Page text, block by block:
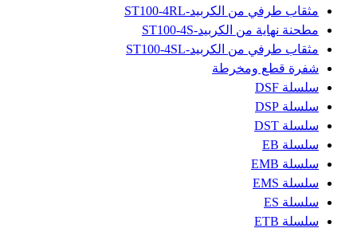
مثقاب طرفي من الكربيد-ST100-4RL
مطحنة نهاية من الكربيد-ST100-4S
مثقاب طرفي من الكربيد-ST100-4SL
شفرة قطع ومخرطة
سلسلة DSF
سلسلة DSP
سلسلة DST
سلسلة EB
سلسلة EMB
سلسلة EMS
سلسلة ES
سلسلة ETB